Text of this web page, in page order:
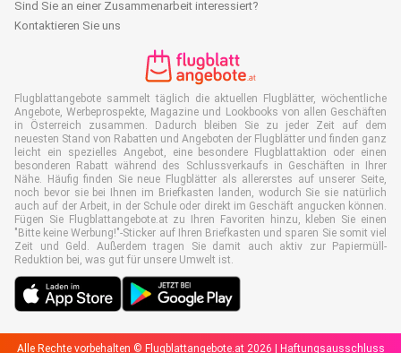
Sind Sie an einer Zusammenarbeit interessiert?
Kontaktieren Sie uns
Flugblattangebote sammelt täglich die aktuellen Flugblätter, wöchentliche
Angebote, Werbeprospekte, Magazine und Lookbooks von allen Geschäften
in Österreich zusammen. Dadurch bleiben Sie zu jeder Zeit auf dem
neuesten Stand von Rabatten und Angeboten der Flugblätter und finden ganz
leicht ein spezielles Angebot, eine besondere Flugblattaktion oder einen
besonderen Rabatt während des Schlussverkaufs in Geschäften in Ihrer
Nähe. Häufig finden Sie neue Flugblätter als allererstes auf unserer Seite,
noch bevor sie bei Ihnen im Briefkasten landen, wodurch Sie sie natürlich
auch auf der Arbeit, in der Schule oder direkt im Geschäft angucken können.
Fügen Sie Flugblattangebote.at zu Ihren Favoriten hinzu, kleben Sie einen
"Bitte keine Werbung!"-Sticker auf Ihren Briefkasten und sparen Sie somit viel
Zeit und Geld. Außerdem tragen Sie damit auch aktiv zur Papiermüll-
Reduktion bei, was gut für unsere Umwelt ist.
Alle Rechte vorbehalten © Flugblattangebote.at 2026 | Haftungsausschluss